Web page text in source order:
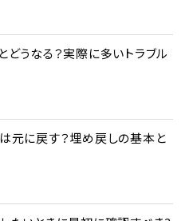
うなる？実際に多いトラブル
元に戻す？埋め戻しの基本と